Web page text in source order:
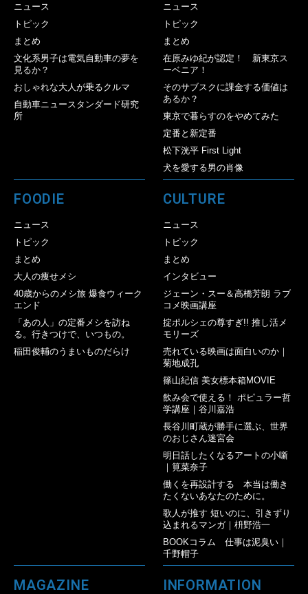
ニュース
トピック
まとめ
文化系男子は電気自動車の夢を
見るか？
おしゃれな大人が乗るクルマ
自動車ニュースタンダード研究
所
ニュース
トピック
まとめ
在原みゆ紀が認定！ 新東京ス
ーベニア！
そのサブスクに課金する価値は
あるか？
東京で暮らすのをやめてみた
定番と新定番
松下洸平 First Light
犬を愛する男の肖像
FOODIE
ニュース
トピック
まとめ
大人の痩せメシ
40歳からのメシ旅 爆食ウィーク
エンド
「あの人」の定番メシを訪ね
る。行きつけで、いつもの。
稲田俊輔のうまいものだらけ
CULTURE
ニュース
トピック
まとめ
インタビュー
ジェーン・スー＆高橋芳朗 ラブ
コメ映画講座
掟ポルシェの尊すぎ!! 推し活メ
モリーズ
売れている映画は面白いのか｜
菊地成孔
篠山紀信 美女標本箱MOVIE
飲み会で使える！ ポピュラー哲
学講座｜谷川嘉浩
長谷川町蔵が勝手に選ぶ、世界
のおじさん迷宮会
明日話したくなるアートの小噺
｜筧菜奈子
働くを再設計する 本当は働き
たくないあなたのために。
歌人が推す 短いのに、引きずり
込まれるマンガ｜枡野浩一
BOOKコラム 仕事は泥臭い｜
千野帽子
MAGAZINE INFORMATION